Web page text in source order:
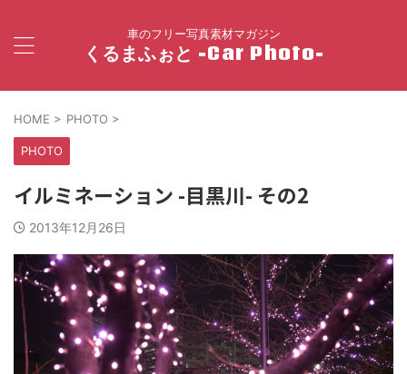
車のフリー写真素材マガジン
くるまふぉと -Car Photo-
HOME > PHOTO >
PHOTO
イルミネーション -目黒川- その2
2013年12月26日